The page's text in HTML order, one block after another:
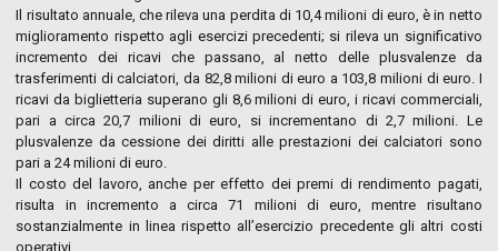
Il risultato annuale, che rileva una perdita di 10,4 milioni di euro, è in netto
miglioramento rispetto agli esercizi precedenti; si rileva un significativo
incremento dei ricavi che passano, al netto delle plusvalenze da
trasferimenti di calciatori, da 82,8 milioni di euro a 103,8 milioni di euro. I
ricavi da biglietteria superano gli 8,6 milioni di euro, i ricavi commerciali,
pari a circa 20,7 milioni di euro, si incrementano di 2,7 milioni. Le
plusvalenze da cessione dei diritti alle prestazioni dei calciatori sono
pari a 24 milioni di euro.
Il costo del lavoro, anche per effetto dei premi di rendimento pagati,
risulta in incremento a circa 71 milioni di euro, mentre risultano
sostanzialmente in linea rispetto all’esercizio precedente gli altri costi
operativi.